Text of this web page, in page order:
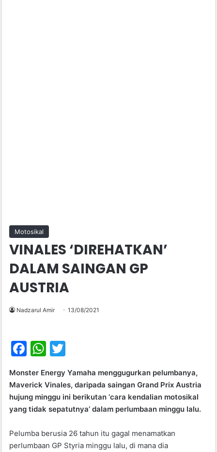
Motosikal
VINALES ‘DIREHATKAN’
DALAM SAINGAN GP
AUSTRIA
Nadzarul Amir 13/08/2021
F
c
e
b
o
o
W
at
s
A
p
itt
er
Monster Energy Yamaha menggugurkan pelumbanya,
Maverick Vinales, daripada saingan Grand Prix Austria
hujung minggu ini berikutan ‘cara kendalian motosikal
yang tidak sepatutnya’ dalam perlumbaan minggu lalu.
Pelumba berusia 26 tahun itu gagal menamatkan
perlumbaan GP Styria minggu lalu, di mana dia